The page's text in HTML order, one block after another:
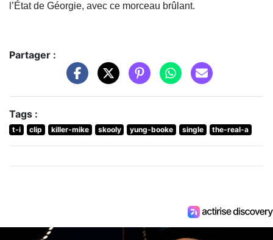
l’État de Géorgie, avec ce morceau brûlant.
Partager :
Tags :
t-i clip killer-mike skooly yung-booke single the-real-a